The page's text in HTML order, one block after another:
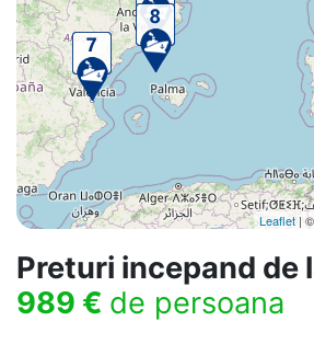
Leaflet | ©
Preturi incepand de
989 € de persoana